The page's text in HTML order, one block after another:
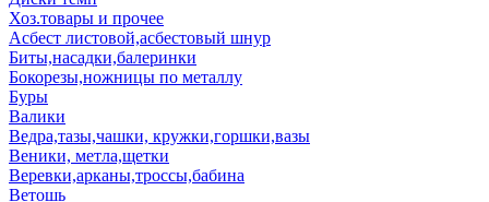
Хоз.товары и прочее
Асбест листовой,асбестовый шнур
Биты,насадки,балеринки
Бокорезы,ножницы по металлу
Буры
Валики
Ведра,тазы,чашки, кружки,горшки,вазы
Веники, метла,щетки
Веревки,арканы,троссы,бабина
Ветошь